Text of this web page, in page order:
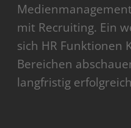
mit Recruiting. Ein
sich HR Funktionen
Bereichen
langfristig